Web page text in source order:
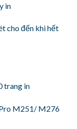
in
cho đến khi hết
trang in
Pro M251/ M276